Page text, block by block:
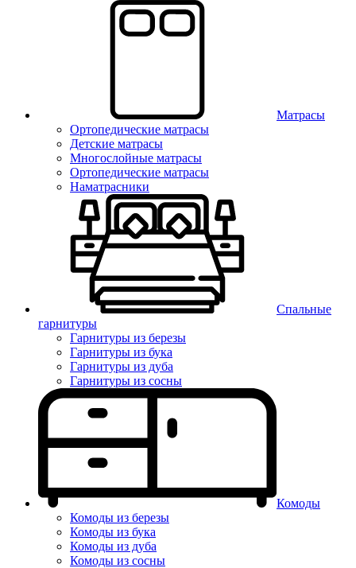
Матрасы
Ортопедические матрасы
Детские матрасы
Многослойные матрасы
Ортопедические матрасы
Наматрасники
Спальные
гарнитуры
Гарнитуры из березы
Гарнитуры из бука
Гарнитуры из дуба
Гарнитуры из сосны
Комоды
Комоды из березы
Комоды из бука
Комоды из дуба
Комоды из сосны